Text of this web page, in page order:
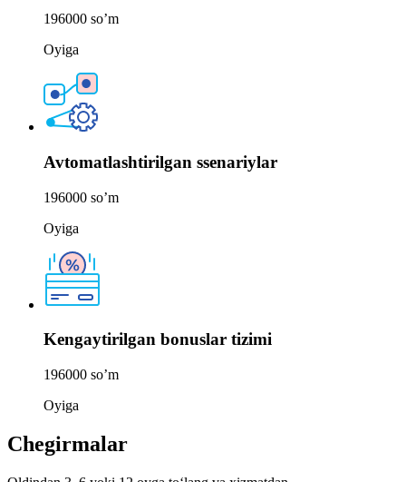
196000 so’m
Oyiga
Avtomatlashtirilgan ssenariylar
196000 so’m
Oyiga
Kengaytirilgan bonuslar tizimi
196000 so’m
Oyiga
Chegirmalar